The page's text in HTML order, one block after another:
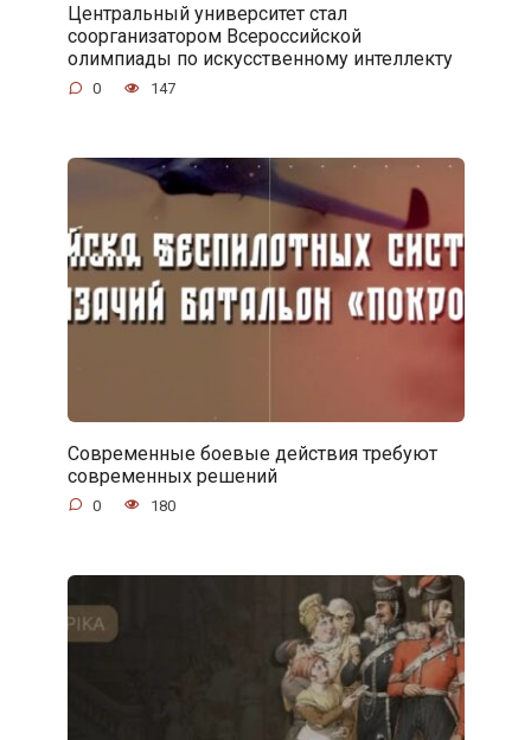
Центральный университет стал
соорганизатором Всероссийской
олимпиады по искусственному интеллекту
0 147
Современные боевые действия требуют
современных решений
0 180